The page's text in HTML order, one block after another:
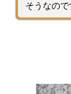
そうなので